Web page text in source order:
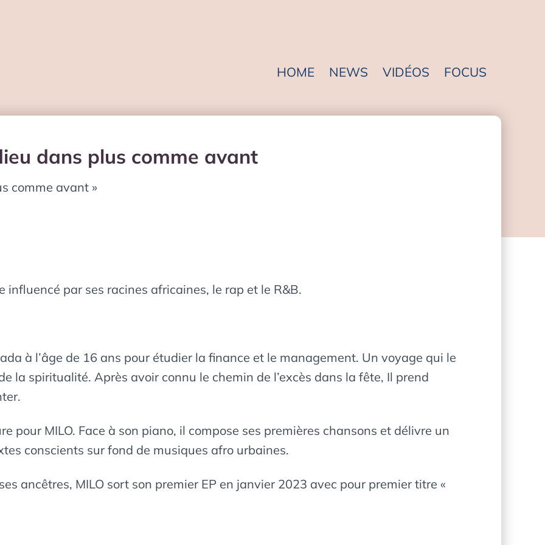
HOME NEWS VIDÉOS FOCUS
dans plus comme avant
comme avant »
influencé par ses racines africaines, le rap et le R&B.
à l’âge de 16 ans pour étudier la finance et le management. Un voyage qui le
la spiritualité. Après avoir connu le chemin de l’excès dans la fête, Il prend
pour MILO. Face à son piano, il compose ses premières chansons et délivre un
conscients sur fond de musiques afro urbaines.
ancêtres, MILO sort son premier EP en janvier 2023 avec pour premier titre «